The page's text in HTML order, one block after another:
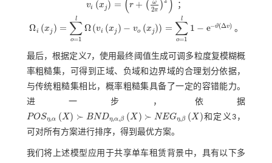
vi (x j ) = ( r + ( ω
2π ) )
vix j=r+ω 2π 2 δ ；
Ωi (x j ) = ∑
o=1
l
Ω(vi (x j ) − vo (x j )) = ∑
o=1
l
1 − e−ϑ(Δv)
Ωix j=∑o= 1lΩ vi j-v o xj=∑o=1l 1-e -ϑΔv 。
最后，根据定义7，使用最终阈值生成可调多粒度复模糊概
率粗糙集，可得到正域、负域和边界域的合理划分依据，
与传统粗糙集相比，概率粗糙集具备了一定的容错能力。
进一步，依据
POSη,α ( X ) ≻ BN Dη,α,β (X ) ≻ N EGη,β (X )
POSη,αX ≻BN Dη ,α,βX≻NEG η,βX
和定义3，
可对所有方案进行排序，得到最优方案。
我们将上述模型应用于共享单车租赁背景中，具有以下多